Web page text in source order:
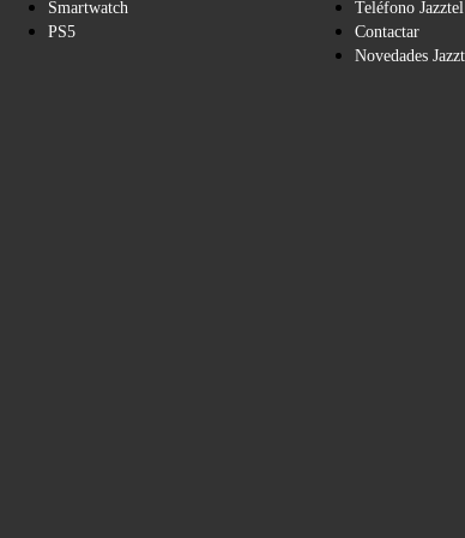
Smartwatch
PS5
Teléfono Jazztel
Contactar
Novedades